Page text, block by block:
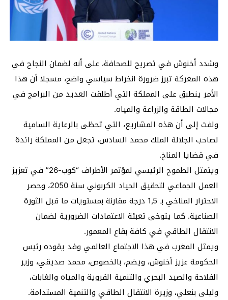
وشدد أخنوش في تصريح للصحافة، على أنه لضمان النجاح في
هذه المعركة تبرز ضرورة انخراط سياسي واضح، مسجلا أن هذا
الأمر ينطبق على المملكة التي أطلقت العديد من البرامج في
مجالات الطاقة والزراعة والمياه.
ولفت إلى أن هذه المشاريع، التي تحظى بالرعاية السامية
لصاحب الجلالة الملك محمد السادس، تجعل من المملكة رائدة
في قضايا المناخ.
ويتمثل الطموح الرئيسي لمؤتمر الأطراف “كوب-26” في تعزيز
العمل الجماعي لتحقيق الحياد الكربوني سنة 2050، وحصر
الاحترار المناخي بـ 1,5 درجة مقارنة بمستويات ما قبل الثورة
الصناعية. كما يتوخى تعبئة الاعتمادات الضرورية لضمان
الانتقال الطاقي في كافة بقاع المعمور.
ويمثل المغرب في هذا الاجتماع العالمي وفد يقوده رئيس
الحكومة عزيز أخنوش، ويضم، بالخصوص، محمد صديقي، وزير
الفلاحة والصيد البحري والتنمية القروية والمياه والغابات،
وليلى بنعلي، وزيرة الانتقال الطاقي والتنمية المستدامة.